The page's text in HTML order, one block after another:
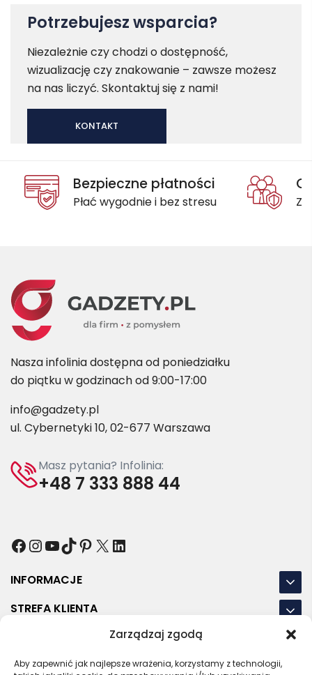
Zarządzaj zgodą
Aby zapewnić jak najlepsze wrażenia, korzystamy z technologii,
Potrzebujesz wsparcia?
Niezależnie czy chodzi o dostępność,
wizualizację czy znakowanie – zawsze możesz
na nas liczyć. Skontaktuj się z nami!
KONTAKT
Bezpieczne płatności
Płać wygodnie i bez stresu
Nasza infolinia dostępna od poniedziałku
do piątku w godzinach od 9:00-17:00
info@gadzety.pl
ul. Cybernetyki 10, 02-677 Warszawa
Masz pytania? Infolinia:
+48 7 333 888 44
Facebook
Instagram
YouTube
TikTok
Pinterest
X LinkedIn
INFORMACJE
STREFA KLIENTA
NASZE LOKALIZACJE
OSTATNIE POSTY